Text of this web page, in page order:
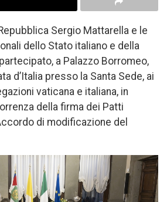
Sergio Mattarella e le
dello Stato italiano e della
a Palazzo Borromeo,
d’Italia presso la Santa Sede, ai
vaticana e italiana, in
della firma dei Patti
di modificazione del